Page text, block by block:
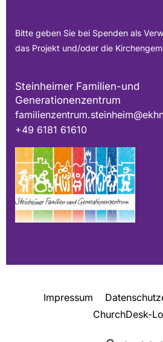
Bitte geben Sie bei Spenden als
das Projekt und/oder die
Steinheimer Familien-und
Generationenzentrum
+49 6181 61610
Impressum
ChurchDesk-